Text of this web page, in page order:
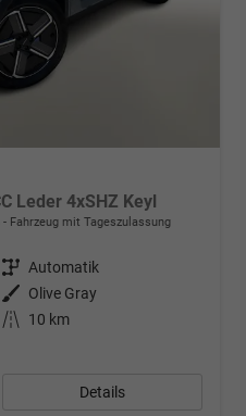
Leder 4xSHZ Keyl
Fahrzeug mit Tageszulassung
Getriebe Automatik
Außenfarbe Olive Gray
Kilometerstand
10 km
Details